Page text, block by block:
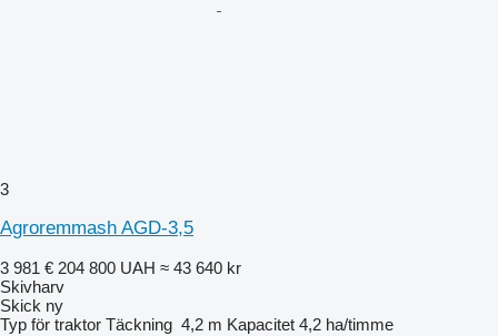
3
Agroremmash AGD-3,5
3 981 € 204 800 UAH ≈ 43 640 kr
Skivharv
Skick ny
Typ för traktor Täckning 4,2 m Kapacitet 4,2 ha/timme